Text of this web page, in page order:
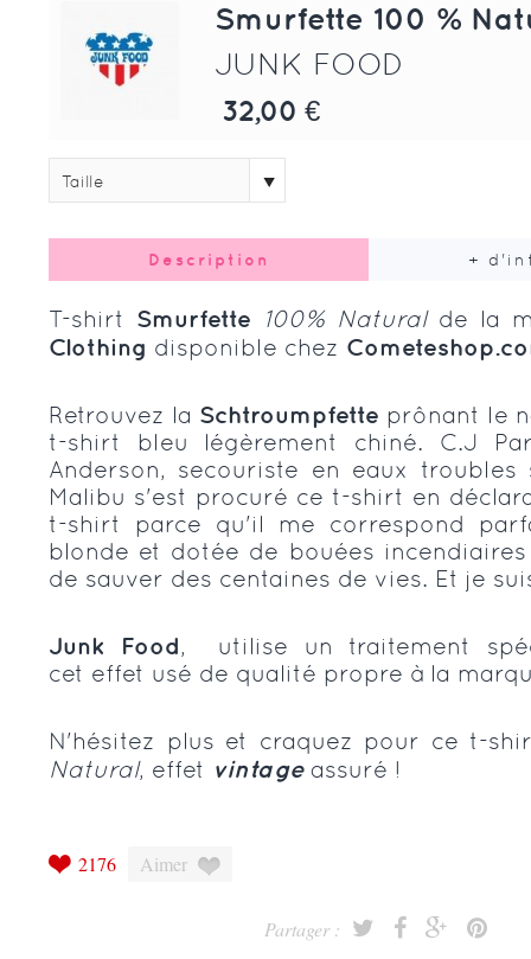
Smurfette 100 %
JUNK FOOD
32,00 €
Taille
Description +
T-shirt Smurfette 100% Naturalde la
Clothing disponible chez
Retrouvez la Schtroumpfette prônant le
t-shirt bleu légèrement chiné. C.J
Anderson, secouriste en eaux
Malibu s'est procuré ce t-shirt en
t-shirt parce qu'il me correspond
blonde et dotée de bouées
de sauver des centaines de vies. Et je
Junk Food, utilise un traitement
cet effet usé de qualité propre à la
N'hésitez plus et craquez pour ce t-
Natural, effet vintageassuré !
Partager :
Aimer
2176